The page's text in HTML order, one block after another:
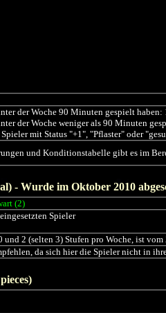
der Woche 90 Minuten gespielt haben:
der Woche weniger als 90 Minuten
mit Status "+1", "Pflaster" oder
und Konditionstabelle gibt es im
- Wurde im Oktober 2010
(2)
Spieler
und 2 (selten 3) Stufen pro Woche, ist
da sich hier die Spieler nicht in